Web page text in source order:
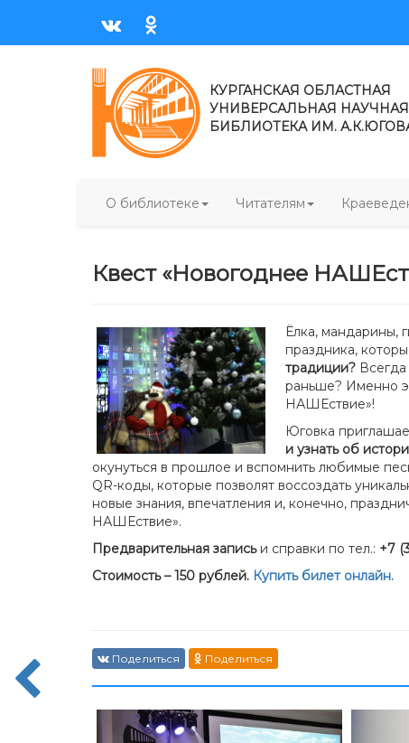
КУРГАНСКАЯ ОБЛАСТНАЯ
УНИВЕРСАЛЬНАЯ НАУЧНАЯ
БИБЛИОТЕКА ИМ.
О библиотеке Читателям
Квест «Новогоднее
Ёлка, мандарины,
праздника,
традиции?
раньше? Именно
НАШЕствие»!
Юговка
и узнать об
окунуться в прошлое и вспомнить любимые
QR-коды, которые позволят воссоздать
новые знания, впечатления и, конечно,
НАШЕствие».
Предварительная записьи справки по тел.: +7
Стоимость – 150 рублей. Купить билет онлайн.
Поделиться Поделиться